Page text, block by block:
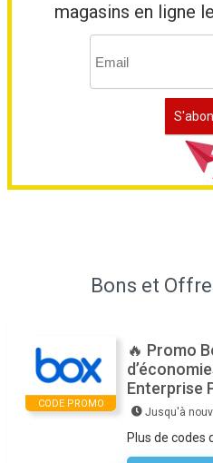
magasins en ligne
Bons et
CODE PROMO
🔥 Promo
Enterprise
Jusqu'à
Plus de codes